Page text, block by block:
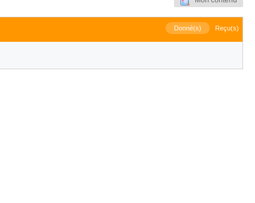
Donné(s) Reçu(s)